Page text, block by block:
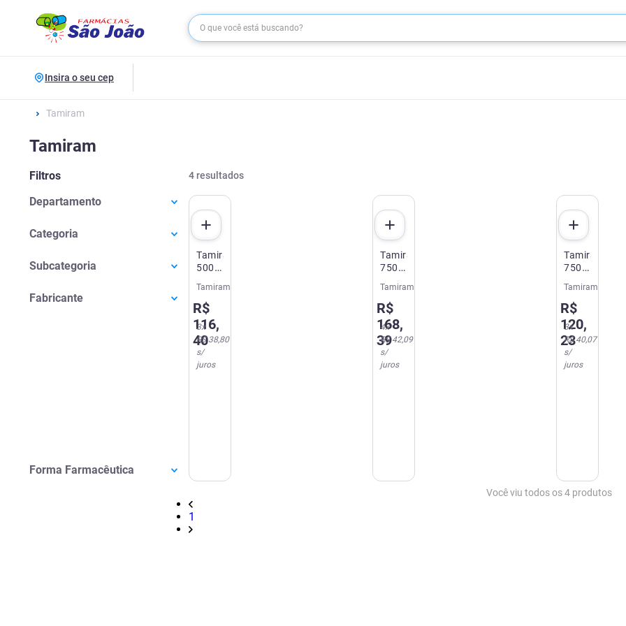
Insira o seu cep
Tamiram
Tamiram
Filtros
Departamento
Medicamentos
Categoria
Alergias E Infecções
Subcategoria
Infecção
Fabricante
Forma Farmacêutica
4 resultados
Tamiram
500mg
Comprimidos
Eurofarma
Tamiram
R$
116,
40
3x
R$ 38,80
s/
juros
Tamiram
750mg
Comprimidos
Revestidos
Eurofarma
Tamiram
R$
168,
39
4x
R$ 42,09
s/
juros
Tamiram
750mg
Comprimidos
Revestidos
Eurofarma
Tamiram
R$
120,
23
3x
R$ 40,07
s/
juros
Você viu todos os4 produtos
1